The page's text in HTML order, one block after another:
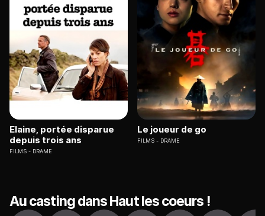
Elaine, portée disparue
depuis trois ans
FILMS DRAME
Le joueur de go
FILMS DRAME
Au casting dans Haut les coeurs !